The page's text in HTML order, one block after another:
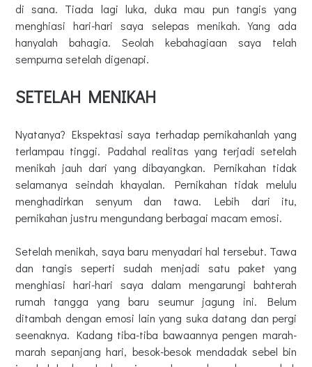
di sana. Tiada lagi luka, duka mau pun tangis yang
menghiasi hari-hari saya selepas menikah. Yang ada
hanyalah bahagia. Seolah kebahagiaan saya telah
sempurna setelah digenapi.
SETELAH MENIKAH
Nyatanya? Ekspektasi saya terhadap pernikahanlah yang
terlampau tinggi. Padahal realitas yang terjadi setelah
menikah jauh dari yang dibayangkan. Pernikahan tidak
selamanya seindah khayalan. Pernikahan tidak melulu
menghadirkan senyum dan tawa. Lebih dari itu,
pernikahan justru mengundang berbagai macam emosi.
Setelah menikah, saya baru menyadari hal tersebut. Tawa
dan tangis seperti sudah menjadi satu paket yang
menghiasi hari-hari saya dalam mengarungi bahterah
rumah tangga yang baru seumur jagung ini. Belum
ditambah dengan emosi lain yang suka datang dan pergi
seenaknya. Kadang tiba-tiba bawaannya pengen marah-
marah sepanjang hari, besok-besok mendadak sebel bin